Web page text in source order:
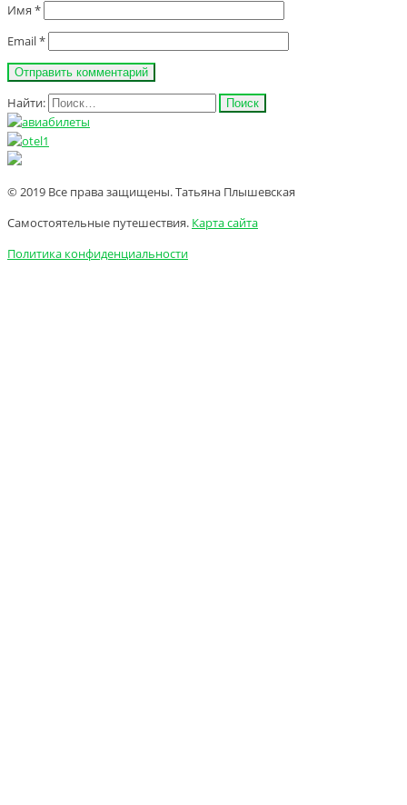
Имя *
Email*
Найти:
© 2019 Все права защищены. Татьяна Плышевская
Самостоятельные путешествия. Карта сайта
Политика конфиденциальности